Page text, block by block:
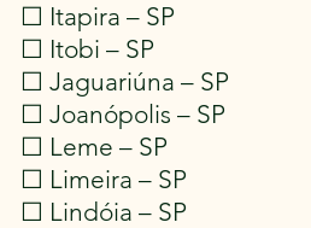
☐ Itapira – SP
☐ Itobi – SP
☐ Jaguariúna – SP
☐ Joanópolis – SP
☐ Leme – SP
☐ Limeira – SP
☐ Lindóia – SP